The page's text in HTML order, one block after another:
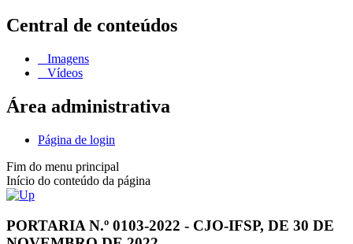
Central de conteúdos
Imagens
Vídeos
Área administrativa
Página de login
Fim do menu principal
Início do conteúdo da página
PORTARIA N.º 0103-2022 - CJO-IFSP, DE 30 DE